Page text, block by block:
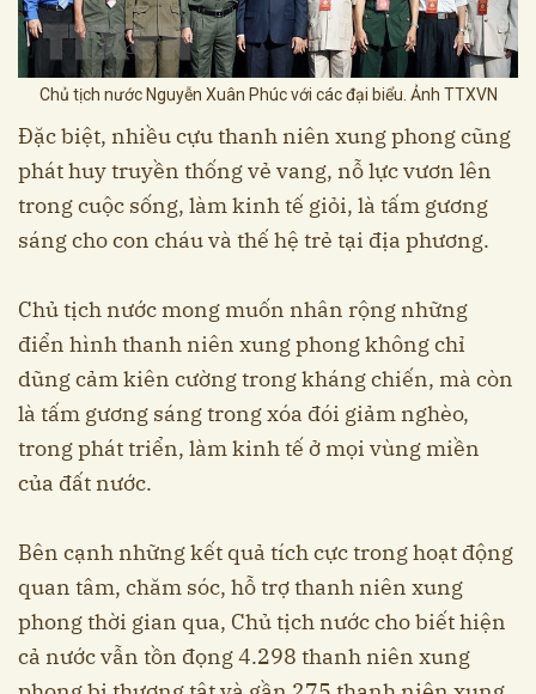
Chủ tịch nước Nguyễn Xuân Phúc với các đại biểu. Ảnh TTXVN
Đặc biệt, nhiều cựu thanh niên xung phong cũng
phát huy truyền thống vẻ vang, nỗ lực vươn lên
trong cuộc sống, làm kinh tế giỏi, là tấm gương
sáng cho con cháu và thế hệ trẻ tại địa phương.
Chủ tịch nước mong muốn nhân rộng những
điển hình thanh niên xung phong không chỉ
dũng cảm kiên cường trong kháng chiến, mà còn
là tấm gương sáng trong xóa đói giảm nghèo,
trong phát triển, làm kinh tế ở mọi vùng miền
của đất nước.
Bên cạnh những kết quả tích cực trong hoạt động
quan tâm, chăm sóc, hỗ trợ thanh niên xung
phong thời gian qua, Chủ tịch nước cho biết hiện
cả nước vẫn tồn đọng 4.298 thanh niên xung